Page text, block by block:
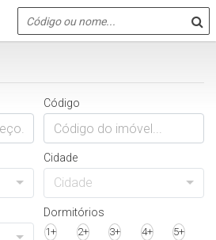
Código
Cidade
Cidade
Dormitórios
1+ 2+ 3+ 4+ 5+